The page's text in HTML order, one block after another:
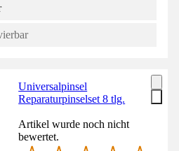
Universalpinsel
Reparaturpinselset 8 tlg.
Artikel wurde noch nicht
bewertet.